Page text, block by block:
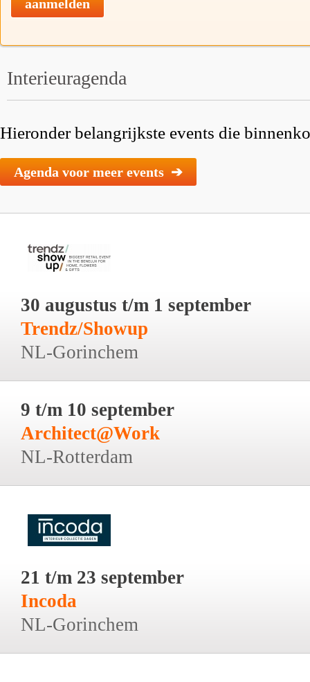
aanmelden
Interieuragenda
Hieronder belangrijkste events die
Agenda voor meer events ➔
30 augustus t/m 1 september
Trendz/Showup
NL-Gorinchem
9 t/m 10 september
Architect@Work
NL-Rotterdam
21 t/m 23 september
Incoda
NL-Gorinchem